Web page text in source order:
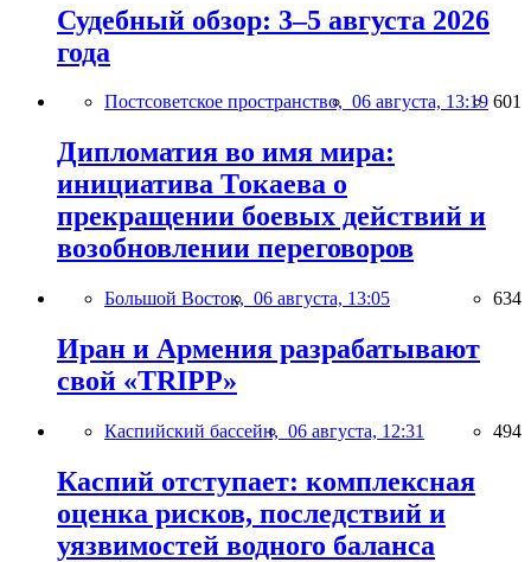
Судебный обзор: 3–5 августа 2026
года
Постсоветское пространство, 06 августа, 13:19 601
Дипломатия во имя мира:
инициатива Токаева о
прекращении боевых действий и
возобновлении переговоров
Большой Восток, 06 августа, 13:05 634
Иран и Армения разрабатывают
свой «TRIPP»
Каспийский бассейн, 06 августа, 12:31 494
Каспий отступает: комплексная
оценка рисков, последствий и
уязвимостей водного баланса